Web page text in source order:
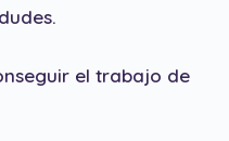
el trabajo de